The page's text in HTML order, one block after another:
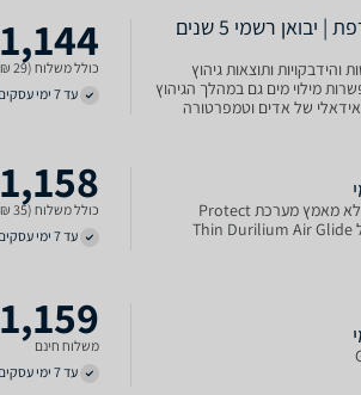
מגהץ ‏קיטור Tefal GV9550 תוצרת צרפת | יבואן רשמי 5 שנים
ותוצאות גיהוץ
מילוי מים גם במהלך הגיהוץ
5 מצבים לשילוב אידאלי של אדים וטמפרטורה
1,144
כולל משלוח (29 ₪)
עד 7 ימי עסקים
GV9550 הספק מקסימאלי 2200W גיהוץ מהיר ללא מאמץ מערכת Protect
1,158
כולל משלוח (35 ₪)
עד 7 ימי עסקים
1,159
משלוח חינם
עד 7 ימי עסקים